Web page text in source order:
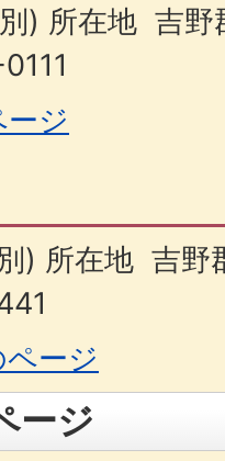
) 所在地 吉野
ジ
) 所在地 吉野
ージ
ージ